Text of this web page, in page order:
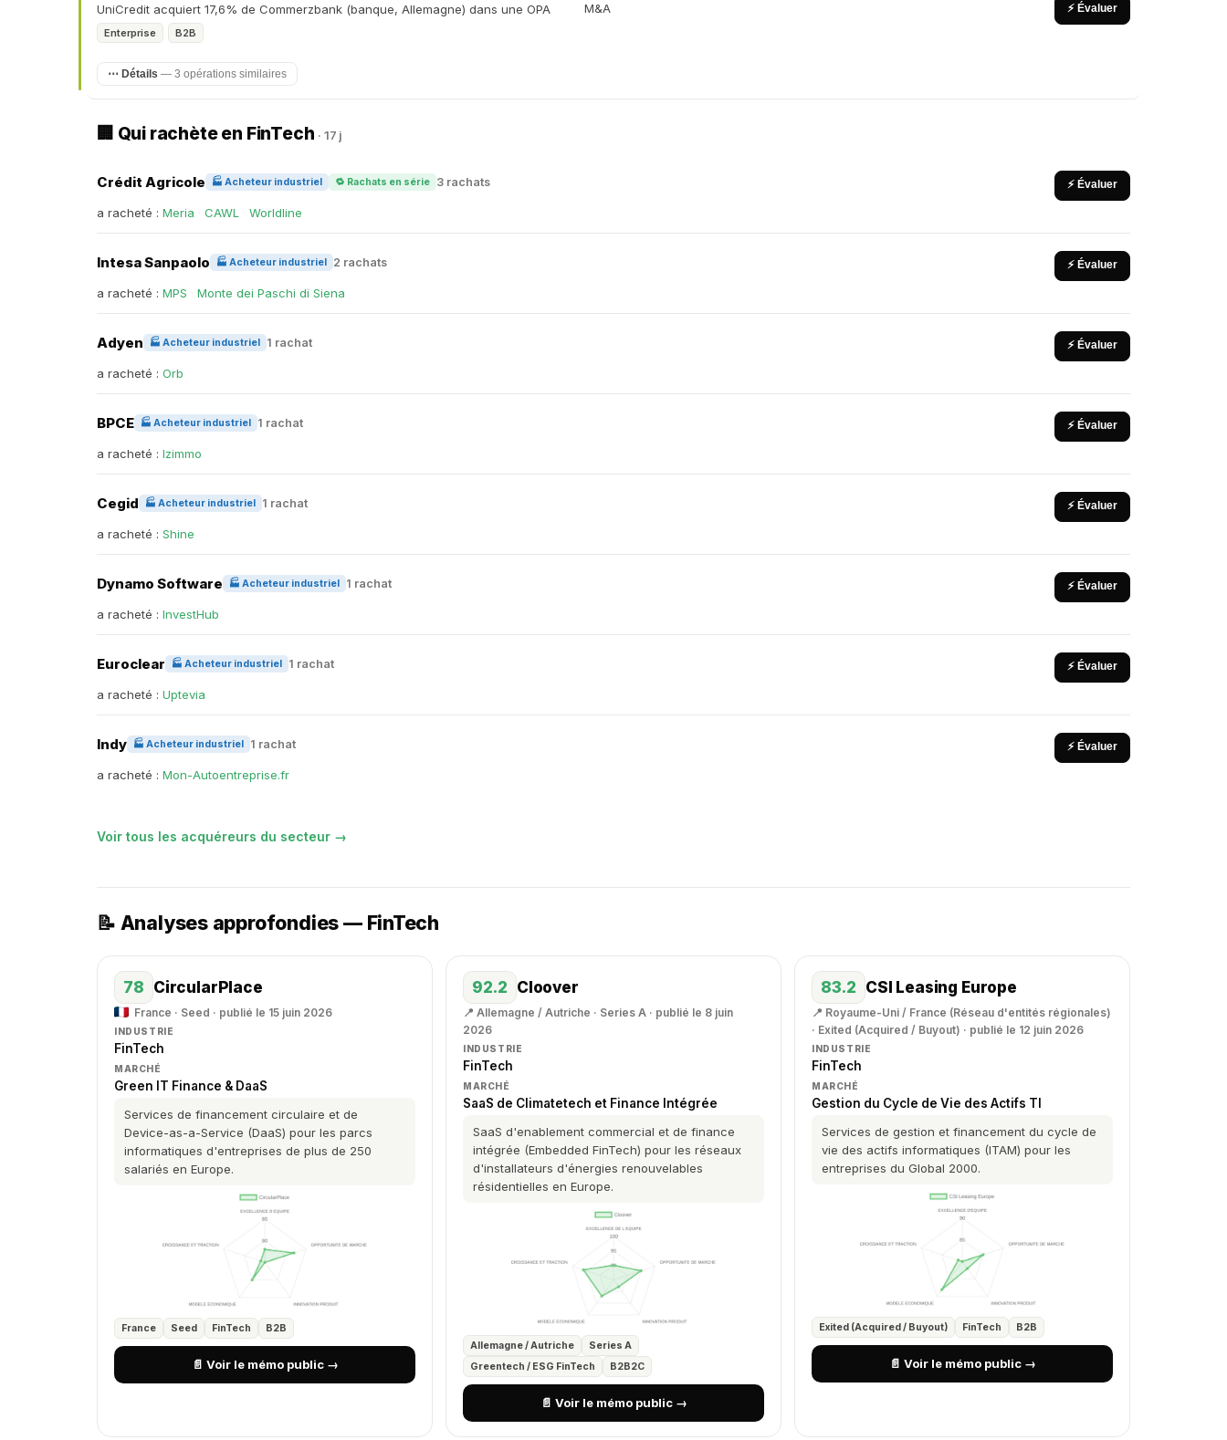
UniCredit acquiert 17,6% de Commerzbank (banque, Allemagne) dans une OPA
Enterprise B2B
M&A
⚡ Évaluer
⋯ Détails — 3 opérations similaires
🏢 Qui rachète en FinTech · 17 j
Crédit Agricole 🏭 Acheteur industriel 🔁 Rachats en série 3 rachats ⚡ Évaluer
a racheté : Meria CAWL Worldline
Intesa Sanpaolo 🏭 Acheteur industriel 2 rachats ⚡ Évaluer
a racheté : MPS Monte dei Paschi di Siena
Adyen 🏭 Acheteur industriel 1 rachat ⚡ Évaluer
a racheté : Orb
BPCE 🏭 Acheteur industriel 1 rachat ⚡ Évaluer
a racheté : Izimmo
Cegid 🏭 Acheteur industriel 1 rachat ⚡ Évaluer
a racheté : Shine
Dynamo Software 🏭 Acheteur industriel 1 rachat ⚡ Évaluer
a racheté : InvestHub
Euroclear 🏭 Acheteur industriel 1 rachat ⚡ Évaluer
a racheté : Uptevia
Indy 🏭 Acheteur industriel 1 rachat ⚡ Évaluer
a racheté : Mon-Autoentreprise.fr
Voir tous les acquéreurs du secteur →
📝 Analyses approfondies — FinTech
78 CircularPlace
France · Seed · publié le 15 juin 2026
INDUSTRIE
FinTech
MARCHÉ
Green IT Finance & DaaS
Services de financement circulaire et de
Device-as-a-Service (DaaS) pour les parcs
informatiques d'entreprises de plus de 250
salariés en Europe.
France Seed FinTech B2B
📄 Voir le mémo public →
92.2 Cloover
📍 Allemagne / Autriche · Series A · publié le 8 juin
2026
INDUSTRIE
FinTech
MARCHÉ
SaaS de Climatetech et Finance Intégrée
SaaS d'enablement commercial et de finance
intégrée (Embedded FinTech) pour les réseaux
d'installateurs d'énergies renouvelables
résidentielles en Europe.
Allemagne / Autriche
Series A
Greentech / ESG FinTech
B2B2C
📄 Voir le mémo public →
83.2 CSI Leasing Europe
📍 Royaume-Uni / France (Réseau d'entités régionales)
· Exited (Acquired / Buyout) · publié le 12 juin 2026
INDUSTRIE
FinTech
MARCHÉ
Gestion du Cycle de Vie des Actifs TI
Services de gestion et financement du cycle de
vie des actifs informatiques (ITAM) pour les
entreprises du Global 2000.
Exited (Acquired / Buyout) FinTech B2B
📄 Voir le mémo public →